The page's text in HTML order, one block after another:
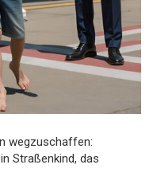
wegzuschaffen:
Straßenkind, das